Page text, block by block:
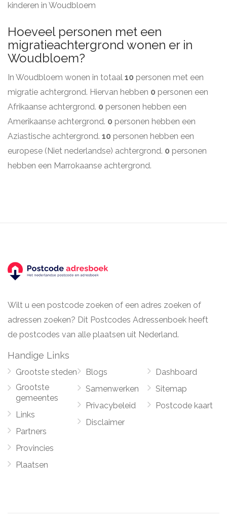
kinderen in Woudbloem
Hoeveel personen met een
migratieachtergrond wonen er in
Woudbloem?
In Woudbloem wonen in totaal 10 personen met een
migratie achtergrond. Hiervan hebben 0 personen een
Afrikaanse achtergrond. 0 personen hebben een
Amerikaanse achtergrond. 0 personen hebben een
Aziastische achtergrond. 10 personen hebben een
europese (Niet nederlandse) achtergrond. 0 personen
hebben een Marrokaanse achtergrond.
Wilt u een postcode zoeken of een adres zoeken of
adressen zoeken? Dit Postcodes Adressenboek heeft
de postcodes van alle plaatsen uit Nederland.
Handige Links
Grootste steden
Grootste
gemeentes
Links
Partners
Provincies
Plaatsen
Blogs
Samenwerken
Privacybeleid
Disclaimer
Dashboard
Sitemap
Postcode kaart